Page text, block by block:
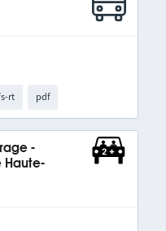
rt pdf
-
Haute-